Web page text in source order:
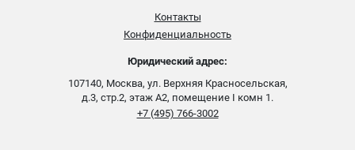
Контакты
Конфиденциальность
Юридический адрес:
107140, Москва, ул. Верхняя Красносельская,
д.3, стр.2, этаж А2, помещение I комн 1.
+7 (495) 766-3002